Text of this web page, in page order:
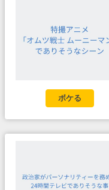
ボケる